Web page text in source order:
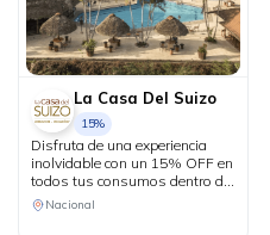
La Casa Del Suizo
15%
Disfruta de una experiencia
inolvidable con un 15% OFF en
todos tus consumos dentro del
hotel durante tu estadía. Válido
para reservas de mínimo 2
Nacional